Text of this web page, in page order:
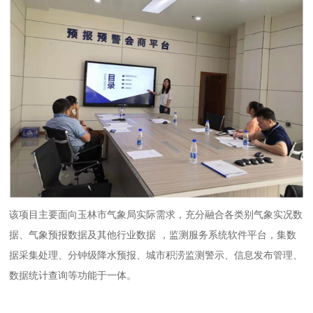
该项目主要面向玉林市气象局实际需求，充分融合各类别气象实况数
据、气象预报数据及其他行业数据
，监测服务系统软件平台，集数
据采集处理、分钟级降水预报、城市积涝监测警示、信息发布管理、
数据统计查询等功能于一体。